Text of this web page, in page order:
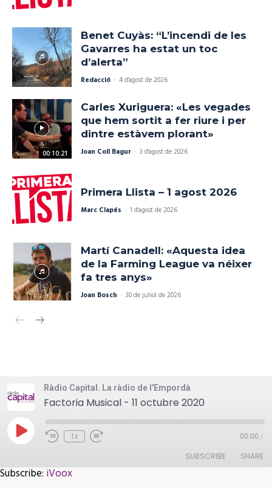
Benet Cuyàs: “L’incendi de les
Gavarres ha estat un toc
d’alerta”
Redacció - 4 d'agost de 2026
00:10:21
Carles Xuriguera: «Les vegades
que hem sortit a fer riure i per
dintre estàvem plorant»
Joan Coll Bagur - 3 d'agost de 2026
Primera Llista – 1 agost 2026
Marc Clapés - 1 d'agost de 2026
Martí Canadell: «Aquesta idea
de la Farming League va néixer
fa tres anys»
Joan Bosch - 30 de juliol de 2026
Ràdio Capital. La ràdio de l'Empordà
Factoria Musical - 11 octubre 2020
Play
Episode
1x 00:00 /
SUBSCRIBE SHARE
Subscribe: iVoox